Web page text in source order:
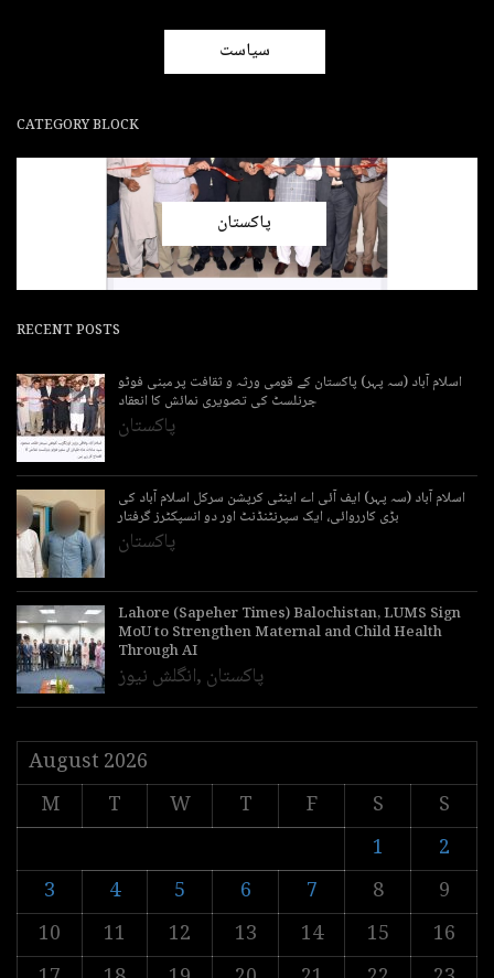
سیاست
CATEGORY BLOCK
پاکستان
RECENT POSTS
اسلام آباد (سہ پہر) پاکستان کے قومی ورثہ و ثقافت پر مبنی فوٹو
جرنلسٹ کی تصویری نمائش کا انعقاد
پاکستان
اسلام آباد (سہ پہر) ایف آئی اے اینٹی کرپشن سرکل اسلام آباد کی
بڑی کارروائی، ایک سپرنٹنڈنٹ اور دو انسپکٹرز گرفتار
پاکستان
Lahore (Sapeher Times) Balochistan, LUMS Sign
MoU to Strengthen Maternal and Child Health
Through AI
انگلش نیوز, پاکستان
August 2026
M
T W T F S
S
1
2
3
4 5 6 7 8
9
10
11 12 13 14 15
16